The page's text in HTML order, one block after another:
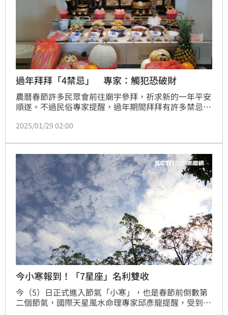
過年拜拜「4禁忌」 專家：觸犯恐破財
農曆春節許多民眾會前往廟宇參拜，祈求新的一年平安
順遂。不過民俗專家提醒，過年期間拜拜有許多禁忌需
至還可能導致運勢低迷。
2025/01/29 02:00
今小寒報到！「7星座」名利雙收
今（5）日正式進入節氣「小寒」，也是春節前倒數第
二個節氣，國際天星風水命理專家邱彥龍提醒，受到易